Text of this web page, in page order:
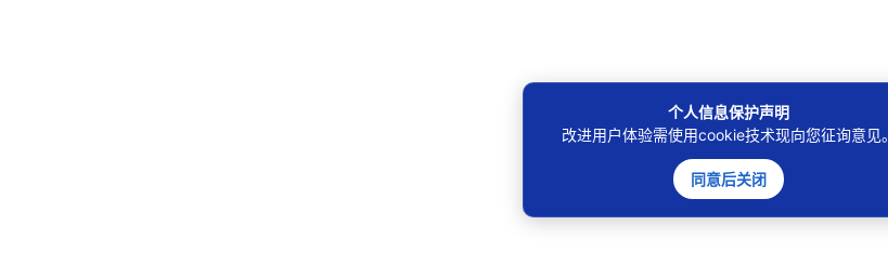
个人信息保护声明
改进用户体验需使用cookie技术现向您征询意见。
同意后关闭